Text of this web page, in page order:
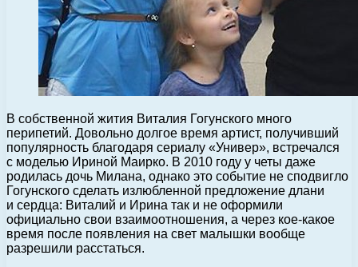
В собственной жития Виталия Гогунского много
перипетий. Довольно долгое время артист, получивший
популярность благодаря сериалу «Универ», встречался
с моделью Ириной Маирко. В 2010 году у четы даже
родилась дочь Милана, однако это событие не сподвигло
Гогунского сделать излюбленной предложение длани
и сердца: Виталий и Ирина так и не оформили
официально свои взаимоотношения, а через кое-какое
время после появления на свет малышки вообще
разрешили расстаться.